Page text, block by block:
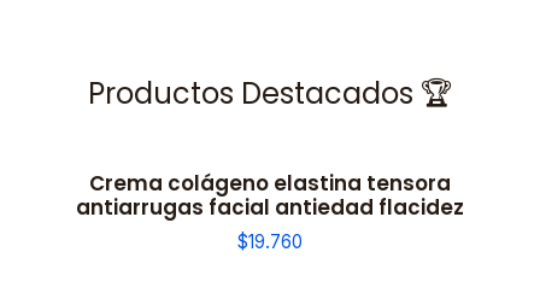
Productos Destacados 🏆
Crema colágeno elastina tensora
antiarrugas facial antiedad flacidez
$19.760